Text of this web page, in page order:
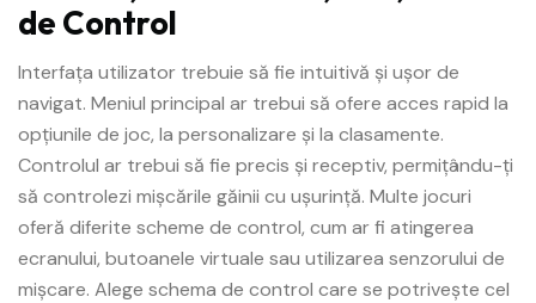
de Control
Interfața utilizator trebuie să fie intuitivă și ușor de
navigat. Meniul principal ar trebui să ofere acces rapid la
opțiunile de joc, la personalizare și la clasamente.
Controlul ar trebui să fie precis și receptiv, permițându-ți
să controlezi mișcările găinii cu ușurință. Multe jocuri
oferă diferite scheme de control, cum ar fi atingerea
ecranului, butoanele virtuale sau utilizarea senzorului de
mișcare. Alege schema de control care se potrivește cel